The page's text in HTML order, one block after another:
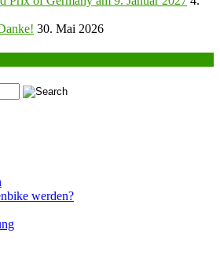
30. Mai 2026
werden?